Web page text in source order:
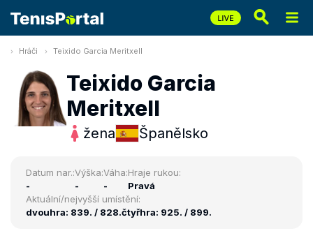
Hráči Teixido Garcia Meritxell
Teixido Garcia
Meritxell
žena Španělsko
Datum nar.:
-
Výška:
-
Váha:
-
Hraje rukou:
Pravá
Aktuální/nejvyšší umístění:
dvouhra: 839. / 828.čtyřhra: 925. / 899.